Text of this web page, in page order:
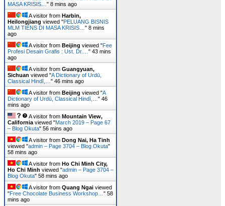
MASA KRISIS… " 8 mins ago
A visitor from Harbin,
Heilongjiang viewed "PELUANG BISNIS
MLM TIENS DI MASA KRISIS… " 8 mins
ago
A visitor from Beijing viewed "Fee
Profesi Desain Grafis : Ust. Dr.… " 43 mins
ago
A visitor from Guangyuan,
Sichuan viewed "A Dictionary of Urdū,
Classical Hindī,… " 46 mins ago
A visitor from Beijing viewed "A
Dictionary of Urdū, Classical Hindī,… " 46
mins ago
A visitor from Mountain View,
California viewed "March 2019 – Page 67
– Blog Okuta" 56 mins ago
A visitor from Dong Nai, Ha Tinh
viewed "admin – Page 3704 – Blog Okuta"
58 mins ago
A visitor from Ho Chi Minh City,
Ho Chi Minh viewed "admin – Page 3704 –
Blog Okuta" 58 mins ago
A visitor from Quang Ngai viewed
"Free Chocolate Business Workshop… " 58
mins ago